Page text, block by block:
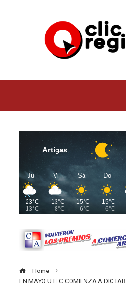
Artigas
Ju
23°C
13°C
Vi
13°C
8°C
Sá
15°C
6°C
Do
15°C
6°C
Home
EN MAYO UTEC COMIENZA A